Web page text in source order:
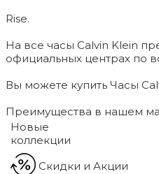
Rise.
На все часы Calvin Klein
официальных центрах по
Вы можете купить Часы
Преимущества в нашем
Новые
коллекции
Скидки и Акции